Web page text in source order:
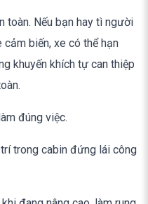
toàn. Nếu bạn hay tì người
cảm biến, xe có thể hạn
khuyến khích tự can thiệp
đúng việc.
trong cabin đứng lái công